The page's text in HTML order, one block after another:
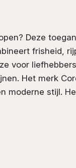
Deze
frisheid,
voor
Het merk
moderne stijl.